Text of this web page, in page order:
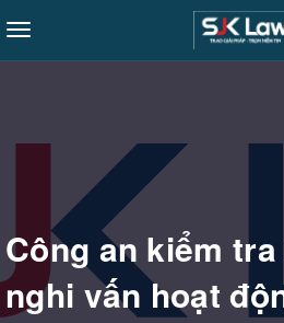
Toggle
navigation
Công an kiểm
nghi vấn hoạt